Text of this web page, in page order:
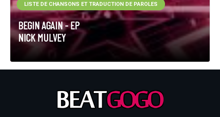
BEGIN AGAIN - EP
NICK MULVEY
LISTE DE CHANSONS ET TRADUCTION DE PAROLES